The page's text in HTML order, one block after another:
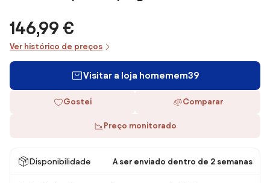
146,99 €
Ver histórico de preços
Visitar a loja homemem39
Gostei Comparar
Preço monitorado
Disponibilidade A ser enviado dentro de 2 semanas